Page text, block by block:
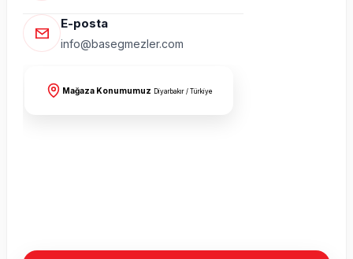
E-posta
info@basegmezler.com
Mağaza Konumumuz Diyarbakır / Türkiye